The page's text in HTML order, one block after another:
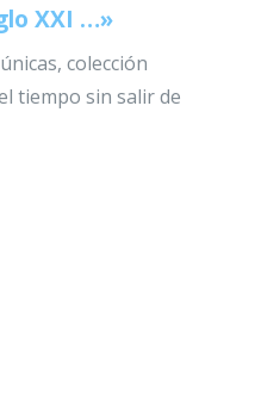
XXI …»
colección
tiempo sin salir de